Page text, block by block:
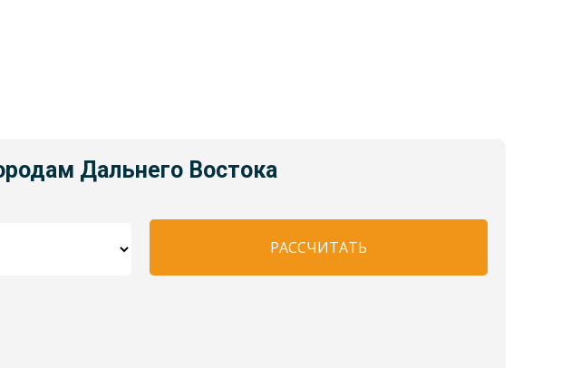
способом. Есть как наличный так и безналичный расчет. Документы отправим по
вас способом. В зависимости от объема предоставляем скидку до 36%.
автомобилями, по железной дороге или самолетом. Отгрузка происходит в
Дальнего Востока
РАССЧИТАТЬ